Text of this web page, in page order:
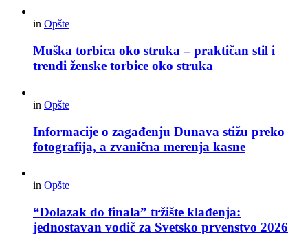
in Opšte
Muška torbica oko struka – praktičan stil i
trendi ženske torbice oko struka
in Opšte
Informacije o zagađenju Dunava stižu preko
fotografija, a zvanična merenja kasne
in Opšte
“Dolazak do finala” tržište klađenja:
jednostavan vodič za Svetsko prvenstvo 2026